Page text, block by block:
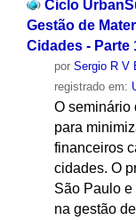
Ciclo
Gestão de
Cidades - Parte
por Sergio R V
registrado em:
O seminário
para
financeiros
cidades. O
São Paulo
na gestão